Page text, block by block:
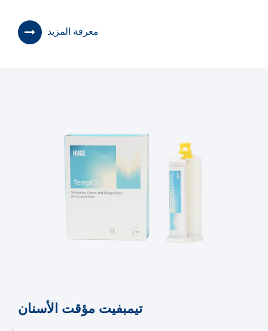
معرفة المزيد
تيمبفيت مؤقت الأسنان